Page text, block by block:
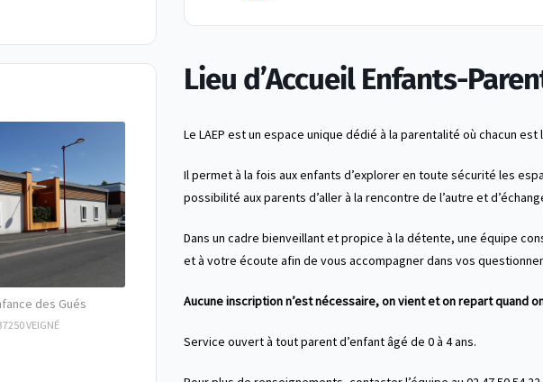
des Gués
VEIGNÉ
Lieu d’Accueil Enfants-
Le LAEP est un espace unique dédié à la parentalité où chacun
Il permet à la fois aux enfants d’explorer en toute sécurité les
possibilité aux parents d’aller à la rencontre de l’autre et
Dans un cadre bienveillant et propice à la détente, une équipe
et à votre écoute afin de vous accompagner dans vos
Aucune inscription n’est nécessaire, on vient et on repart quand
Service ouvert à tout parent d’enfant âgé de 0 à 4 ans.